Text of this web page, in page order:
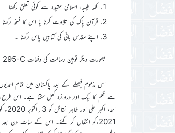
کلمہ طیبہ، اسلامی عقیدہ سے کوئی تعلق رکھنا
قرآن پاک کی تلاوت کرنا یا اس کا نسخہ رکھنا
اپنے مقدس بانی کی کتابیں پاس رکھنا ۔
بصورت دیگر توہین رسالت کی دفعات PPC 295-C اور/یا PPC 295-B کے تحت الزامات کا سامنا کریں۔
اس مذموم فیصلے کے بعد پاکستان میں تمام
سے ظلم کا ایک اور دروازہ کھل سکتا ہے۔ اس طرح،
2021ءکو انتقال کر گئے۔ اس کے سات دن